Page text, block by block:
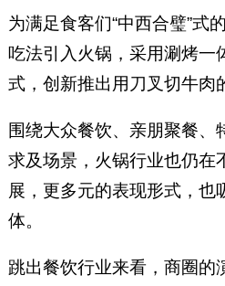
为满足食客们“中西合璧”式
吃法引入火锅，采用涮烤一
式，创新推出用刀叉切牛肉
围绕大众餐饮、亲朋聚餐、
求及场景，火锅行业也仍在
展，更多元的表现形式，也
体。
跳出餐饮行业来看，商圈的